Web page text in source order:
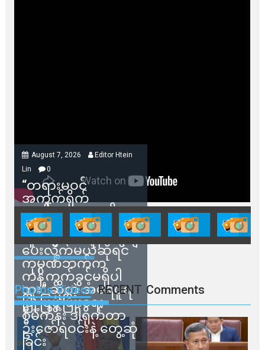
August 7, 2026
Editor Htein
Lin
0
“တရားမဝင်
အကွက်ရိုက်
ရောင်းချမှုတွေကို
သက်ဆိုင်ရာတာဝန်ရှိ
သူတွေက ဂရန်တွေချ
ပေးလိုက်မယ်ဆိုရင်
ကုမ္ပဏီဘက်က
ကန့်ကွက်ခွင့်မရှိပါ
ဘူး” ဆိုတဲ့ အမရပူရ
မြို့ပြဖွံ့ဖြိုးရေး
စီမံကိန်း ဒါရိုက်တာ
ဦးဇော်ရဲဝင်းနဲ့ တွေ့ဆုံ
ခြင်း
Photos Videos RECENT Comments